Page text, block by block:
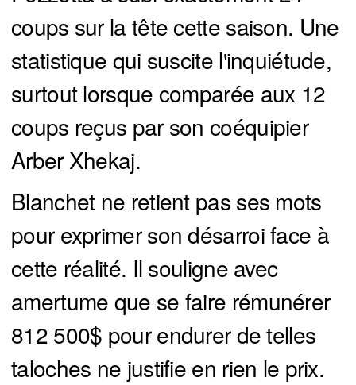
coups sur la tête cette saison. Une
statistique qui suscite l'inquiétude,
surtout lorsque comparée aux 12
coups reçus par son coéquipier
Arber Xhekaj.
Blanchet ne retient pas ses mots
pour exprimer son désarroi face à
cette réalité. Il souligne avec
amertume que se faire rémunérer
812 500$ pour endurer de telles
taloches ne justifie en rien le prix.